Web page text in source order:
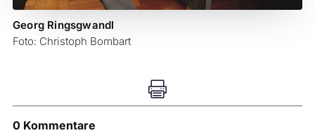
Georg Ringsgwandl
Foto: Christoph Bombart

0 Kommentare